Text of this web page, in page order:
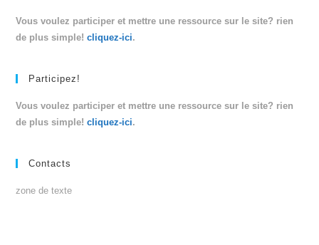
Vous voulez participer et mettre une ressource sur le site? rien
de plus simple!cliquez-ici.
Participez!
Vous voulez participer et mettre une ressource sur le site? rien
de plus simple!cliquez-ici.
Contacts
zone de texte